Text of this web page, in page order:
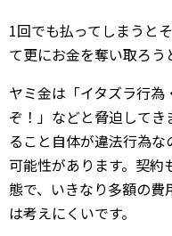
1回でも払ってしまうと
て更にお金を奪い取ろう
ヤミ金は「イタズラ行
ぞ！」などと脅迫して
ること自体が違法行為
可能性があります。契
態で、いきなり多額の
は考えにくいです。